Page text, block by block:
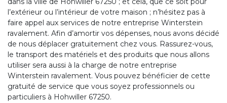
l’extérieur ou l’intérieur de votre maison ; n’hésitez pas à
faire appel aux services de notre entreprise Winterstein
ravalement. Afin d’amortir vos dépenses, nous avons décidé
de nous déplacer gratuitement chez vous. Rassurez-vous,
le transport des matériels et des produits que nous allons
utiliser sera aussi à la charge de notre entreprise
Winterstein ravalement. Vous pouvez bénéficier de cette
gratuité de service que vous soyez professionnels ou
particuliers à Hohwiller 67250.